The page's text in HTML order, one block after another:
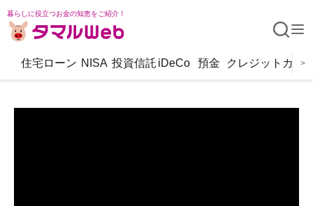
暮らしに役立つお金の知恵をご紹介！
住宅ローン NISA 投資信託 iDeCo 預金 クレジットカー
>